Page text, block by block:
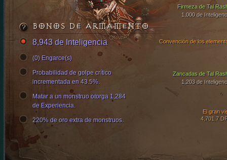
Firmeza de Tal
1,000 de
Zancadas de Tal
1,203 de
El gran
4,701.7
Convención de los
BONOS DE ARMAMENTO
8,943 de Inteligencia
(0) Engarce(s)
Probabilidad de golpe crítico
incrementada en 43.5%.
Matar a un monstruo otorga 1,284
de Experiencia.
220% de oro extra de monstruos.